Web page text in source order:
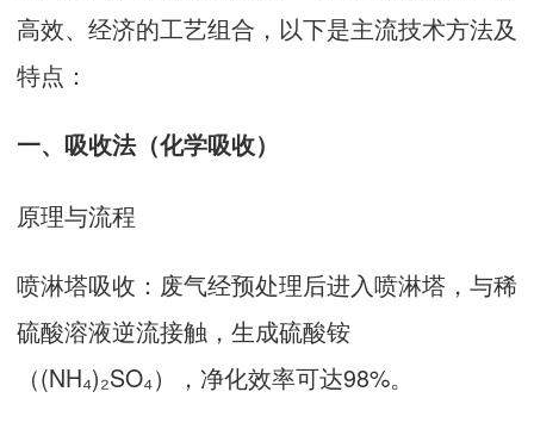
高效、经济的工艺组合，以下是主流技术方法及
特点：
一、‌吸收法‌（化学吸收）
原理与流程‌
喷淋塔吸收‌：废气经预处理后进入喷淋塔，与稀
硫酸溶液逆流接触，生成硫酸铵
（(NH₄)₂SO₄），净化效率可达98%‌。